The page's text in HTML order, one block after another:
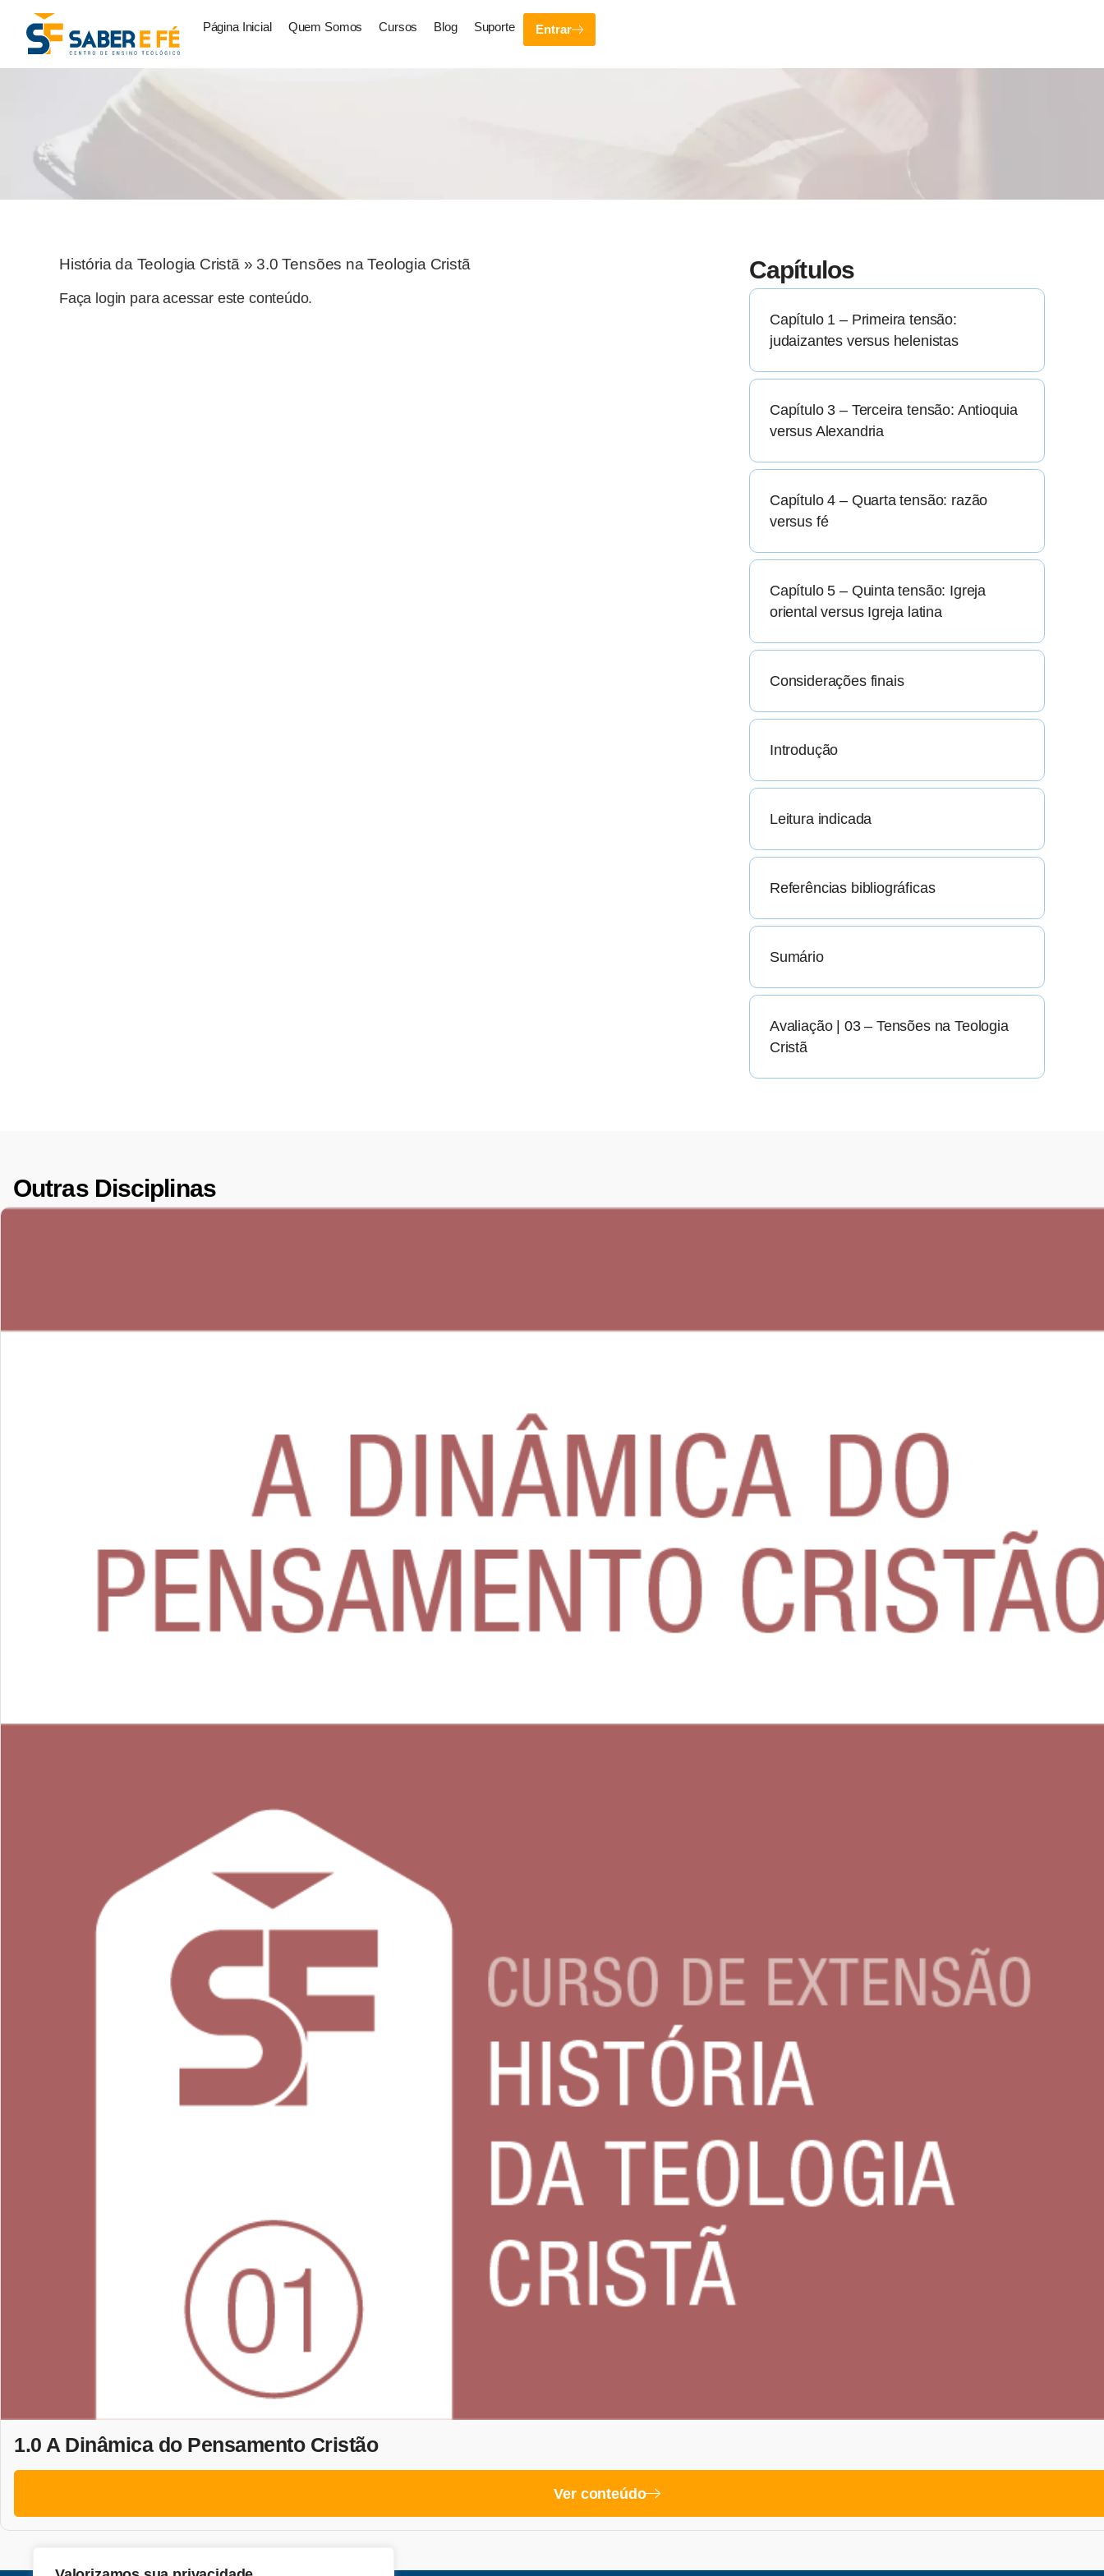
Página Inicial Quem Somos Cursos Blog Suporte Entrar
História da Teologia Cristã » 3.0 Tensões na Teologia Cristã
Faça login para acessar este conteúdo.
Capítulos
Capítulo 1 – Primeira tensão:
judaizantes versus helenistas
Capítulo 3 – Terceira tensão: Antioquia
versus Alexandria
Capítulo 4 – Quarta tensão: razão
versus fé
Capítulo 5 – Quinta tensão: Igreja
oriental versus Igreja latina
Considerações finais
Introdução
Leitura indicada
Referências bibliográficas
Sumário
Avaliação | 03 – Tensões na Teologia
Cristã
Outras Disciplinas
1.0 A Dinâmica do Pensamento Cristão
Ver conteúdo